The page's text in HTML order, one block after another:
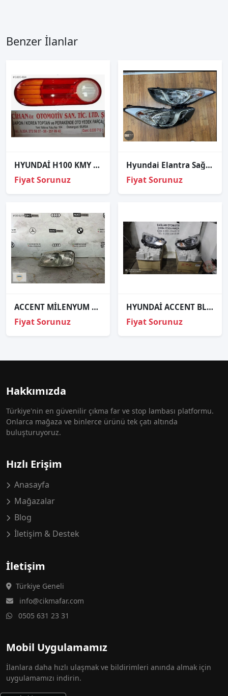
Benzer İlanlar
HYUNDAİ H100 KMY STOP CAMI 2005-2022
Fiyat Sorunuz
Hyundai Elantra Sağ Sol Far Elektrikli 2011-2013
Fiyat Sorunuz
ACCENT MİLENYUM SOL FAR AYFAR
Fiyat Sorunuz
HYUNDAİ ACCENT BLUE SIFIR SAĞ FAR OEM; 92102-1RXXX
Fiyat Sorunuz
Hakkımızda
Türkiye'nin en güvenilir çıkma far ve stop lambası platformu.
Onlarca mağaza ve binlerce ürünü tek çatı altında
buluşturuyoruz.
Hızlı Erişim
Anasayfa
Mağazalar
Blog
İletişim & Destek
İletişim
Türkiye Geneli
info@cikmafar.com
0505 631 23 31
Mobil Uygulamamız
İlanlara daha hızlı ulaşmak ve bildirimleri anında almak için
uygulamamızı indirin.